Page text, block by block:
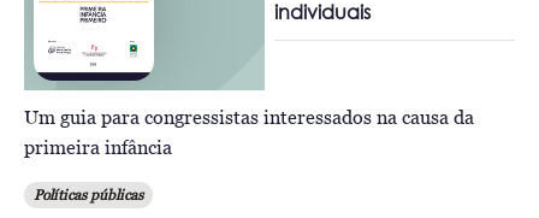
individuais
Um guia para congressistas interessados na causa da
primeira infância
Políticas públicas